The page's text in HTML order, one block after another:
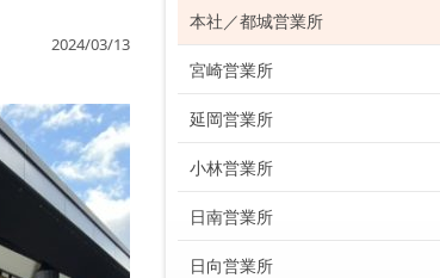
2024/03/13
本社／都城営業所
宮崎営業所
延岡営業所
小林営業所
日南営業所
日向営業所